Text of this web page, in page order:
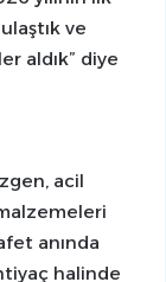
ve
aldık” diye
acil
anında
halinde